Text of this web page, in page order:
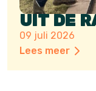
UIT DE
09 juli 2026
Lees meer